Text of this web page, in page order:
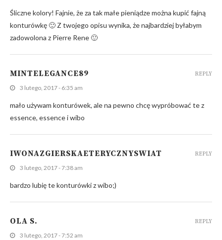
Śliczne kolory! Fajnie, że za tak małe pieniądze można kupić fajną
konturówkę 🙂 Z twojego opisu wynika, że najbardziej byłabym
zadowolona z Pierre Rene 🙂
MINTELEGANCE89
3 lutego, 2017 - 6:35 am
mało używam konturówek, ale na pewno chcę wypróbować te z
essence, essence i wibo
REPLY
IWONAZGIERSKAETERYCZNYSWIAT
3 lutego, 2017 - 7:38 am
bardzo lubię te konturówki z wibo;)
REPLY
OLA S.
3 lutego, 2017 - 7:52 am
REPLY